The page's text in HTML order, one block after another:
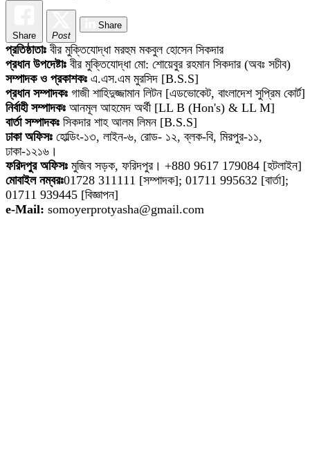
Share Post
Share
প্রতিষ্ঠাতাঃ বীর মুক্তিযোদ্ধা মরহুম মকবুল হোসেন সিকদার
প্রধান উপদেষ্টাঃ বীর মুক্তিযোদ্ধা মো: শোয়েবুর রহমান সিকদার (অবঃ সচীব)
সম্পাদক ও প্রকাশকঃ এ.এস.এম মুরসিদ [B.S.S]
প্রধান সম্পাদকঃ গাজী শাহিদুজ্জামান লিটন [এডভোকেট, বাংলাদেশ সুপ্রিম কোর্ট]
নির্বাহী সম্পাদকঃ আনমূল আহমেদ অর্থী [LL B (Hon's) & LL M]
বার্তা সম্পাদকঃ সিকদার শাহ আলম লিমন [B.S.S]
ঢাকা অফিসঃ হোল্ডিং-১৩, লাইন-৬, রোড- ১২, ব্লক-বি, মিরপুর-১১,
ঢাকা-১২১৬।
ফরিদপুর অফিসঃ মুজিব সড়ক, ফরিদপুর। +880 9617 179084 [হটলাইন]
মোবাইল নম্বরঃ01728 311111 [সম্পাদক]; 01711 995632 [বার্তা];
01711 939445 [বিজ্ঞাপন]
e-Mail: somoyerprotyasha@gmail.com